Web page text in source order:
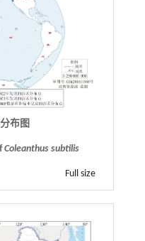
布图
Coleanthus subtilis
Full size